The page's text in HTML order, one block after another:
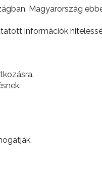
Magyarország
információk